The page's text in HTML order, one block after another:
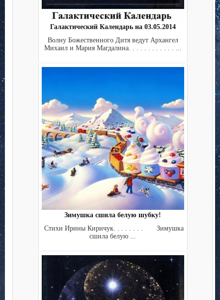
Галактический Календарь на 03.05.2014
Волну Божественного Дитя ведут Архангел
Михаил и Мария Магдалина. . . . . . . . . . . . ...
Зимушка сшила белую шубку!
Стихи Ирины Киричук. . . . . . . . Зимушка
сшила белую ...